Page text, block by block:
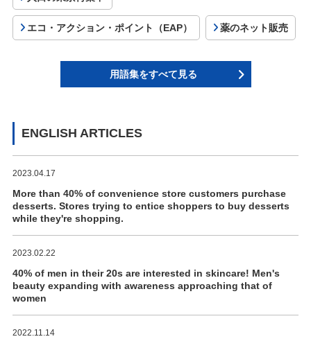
エコ・アクション・ポイント（EAP） 薬のネット販売
用語集をすべて見る
ENGLISH ARTICLES
2023.04.17
More than 40% of convenience store customers purchase
desserts. Stores trying to entice shoppers to buy desserts
while they're shopping.
2023.02.22
40% of men in their 20s are interested in skincare! Men's
beauty expanding with awareness approaching that of
women
2022.11.14